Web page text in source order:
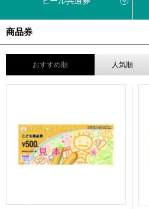
商品券
おすすめ順 人気順